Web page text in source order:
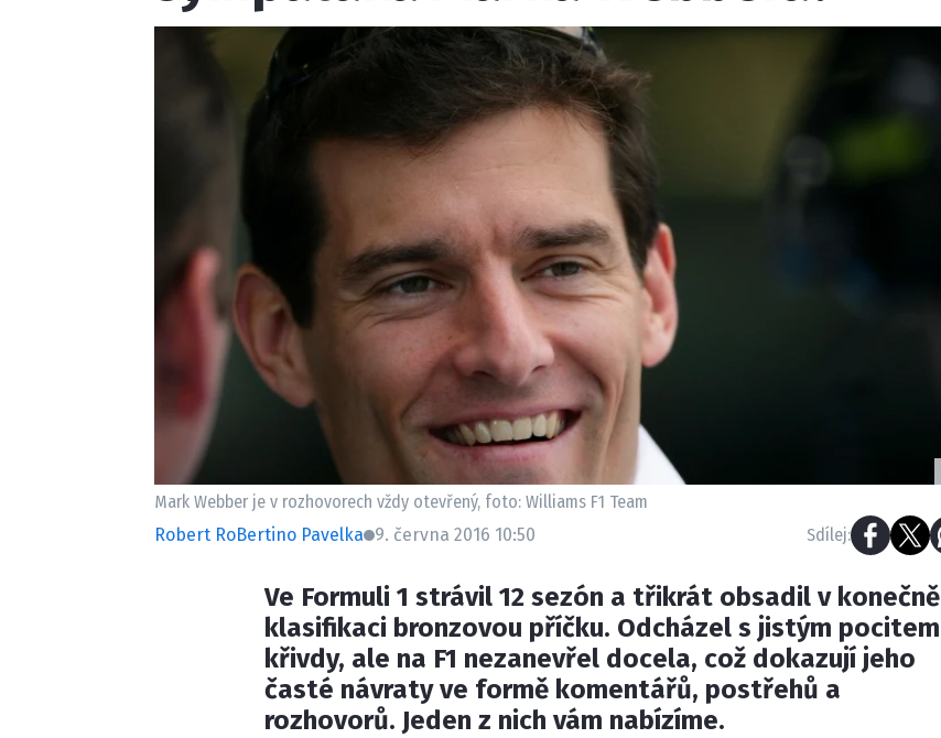
Mark Webber je v rozhovorech vždy otevřený, foto: Williams F1 Team
Robert RoBertino Pavelka
9. června 2016 10:50 Sdílej:
Ve Formuli 1 strávil 12 sezón a třikrát obsadil v konečně
klasifikaci bronzovou příčku. Odcházel s jistým pocitem
křivdy, ale na F1 nezanevřel docela, což dokazují jeho
časté návraty ve formě komentářů, postřehů a
rozhovorů. Jeden z nich vám nabízíme.